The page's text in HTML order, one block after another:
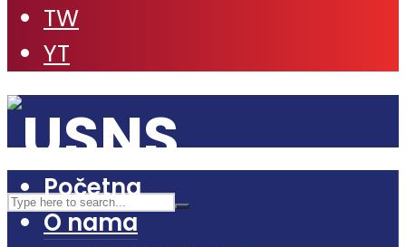
TW
YT
Početna
O nama